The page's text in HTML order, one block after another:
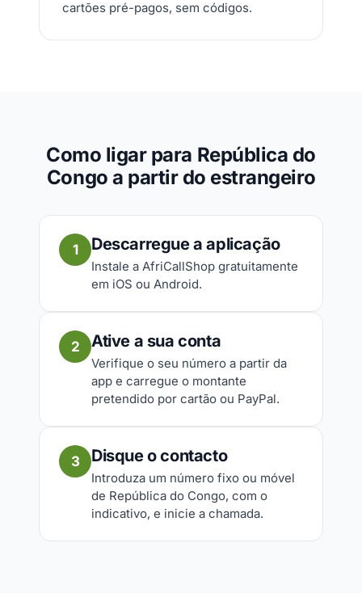
cartões pré-pagos, sem códigos.
Como ligar para República do
Congo a partir do estrangeiro
1 Descarregue a aplicação
Instale a AfriCallShop gratuitamente
em iOS ou Android.
2 Ative a sua conta
Verifique o seu número a partir da
app e carregue o montante
pretendido por cartão ou PayPal.
3 Disque o contacto
Introduza um número fixo ou móvel
de República do Congo, com o
indicativo, e inicie a chamada.